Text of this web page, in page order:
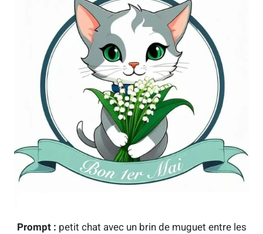
Prompt : petit chat avec un brin de muguet entre les